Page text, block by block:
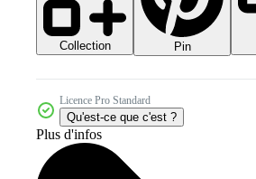
Collection Pin
Licence Pro Standard
Qu'est-ce que c'est ?
Plus d'infos